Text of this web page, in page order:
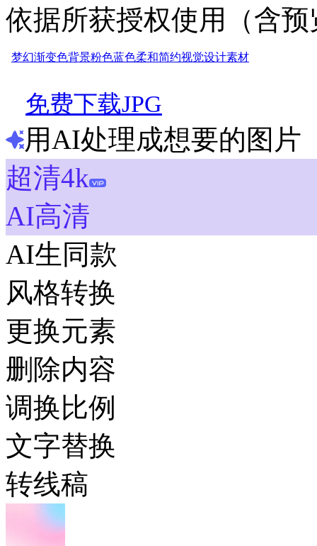
依据所获授权使用（含
梦幻渐变色背景粉色蓝色柔和简约视觉设计素材
免费下载JPG
用AI处理成想要的图片
超清4k
AI高清
AI生同款
风格转换
更换元素
删除内容
调换比例
文字替换
转线稿